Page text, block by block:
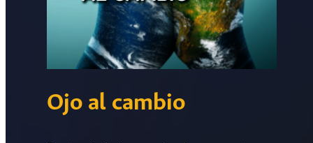
Ojo al cambio